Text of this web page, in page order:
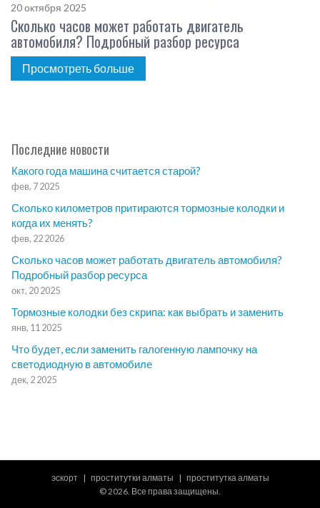
20 октября 2025
Сколько часов может работать двигатель
автомобиля? Подробный разбор ресурса
Просмотреть больше
Последние новости
Какого года машина считается старой?
фев, 7 2025
Сколько километров притираются тормозные колодки и
когда их менять?
фев, 22 2026
Сколько часов может работать двигатель автомобиля?
Подробный разбор ресурса
окт, 20 2025
Тормозные колодки без скрипа: как выбрать и заменить
янв, 11 2025
Что будет, если заменить галогенную лампочку на
светодиодную в автомобиле
дек, 2 2025
эскорт проститутки алматы
проститутка алматы
© 2026. Все права защищены.